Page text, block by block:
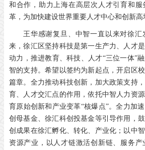
和合作，助力上海在高层次人才引育和服
革，为加快建设世界重要人才中心和创新高
王华感谢复旦、中智一直以来对徐
来，徐汇区坚持科技是第一生产力、人才
动力，推进教育、科技、人才“三位一体”
智的支持。希望以签约为新起点，开启区
篇章。全力推动科技创新，加大政策支持
育、人才交汇点的作用，依托中智人力资
育原始创新和产业变革“核爆点”。全力加
创母基金、徐汇科创投基金等引导作用，
创成果在徐汇孵化、转化、产业化；以中
资源产业，以人才链激活创新链、服务